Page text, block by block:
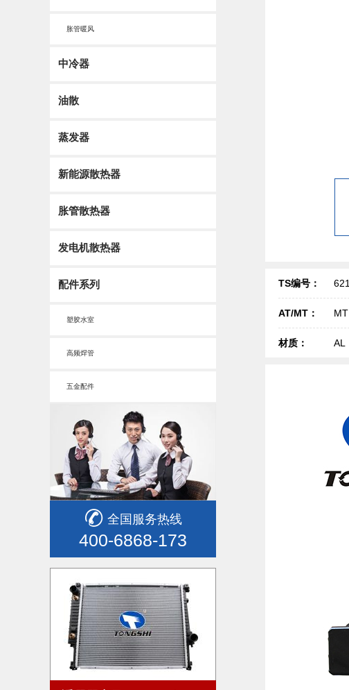
胀管暖风
中冷器
油散
蒸发器
新能源散热器
胀管散热器
发电机散热器
配件系列
塑胶水室
高频焊管
五金配件
全国服务热线
400-6868-173
TS编号：
AT/MT： MT
材质： AL